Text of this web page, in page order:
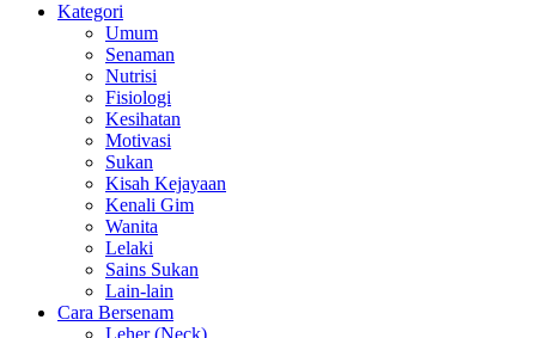
Kategori
Umum
Senaman
Nutrisi
Fisiologi
Kesihatan
Motivasi
Sukan
Kisah Kejayaan
Kenali Gim
Wanita
Lelaki
Sains Sukan
Lain-lain
Cara Bersenam
Leher (Neck)